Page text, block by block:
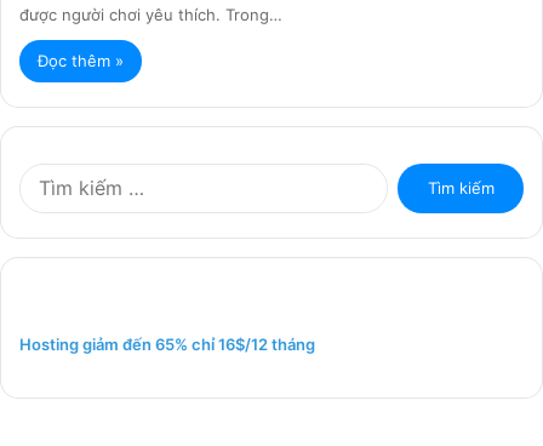
được người chơi yêu thích. Trong…
Đọc thêm »
o
Hosting giảm đến 65% chỉ 16$/12 tháng